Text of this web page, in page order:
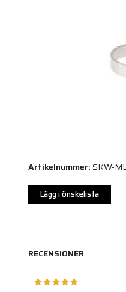
Artikelnummer:SKW-
Lägg i önskelista
RECENSIONER